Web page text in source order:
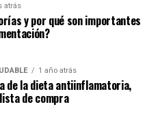
atrás
y por qué son importantes
1 año atrás
de la dieta antiinflamatoria,
de compra